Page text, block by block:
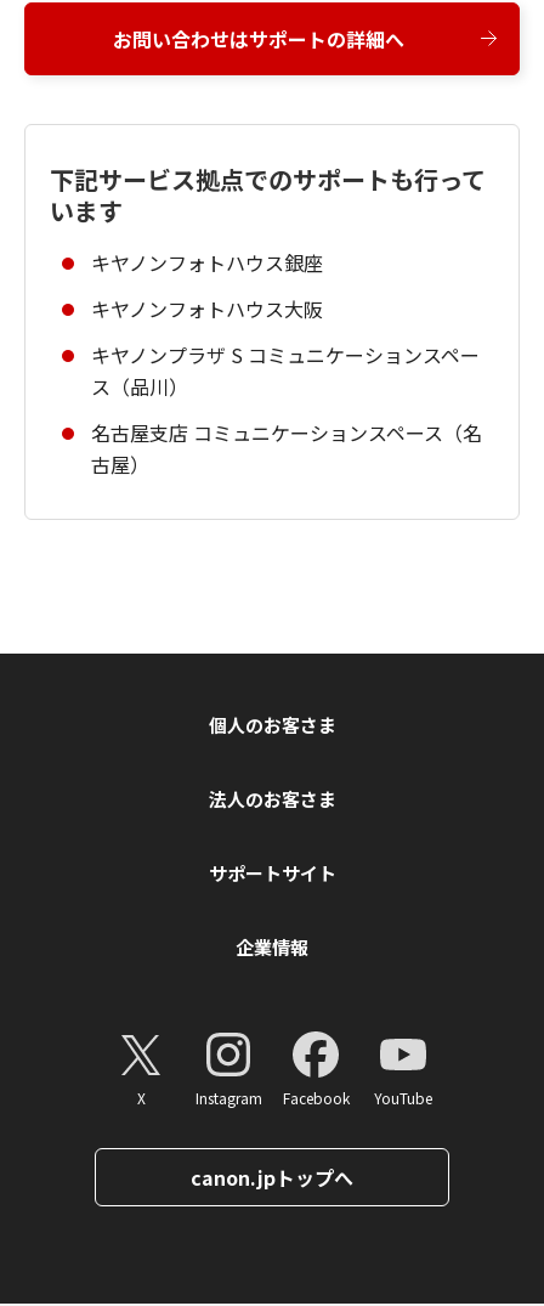
お問い合わせはサポートの詳細へ
下記サービス拠点でのサポートも行って
います
キヤノンフォトハウス銀座
キヤノンフォトハウス大阪
キヤノンプラザ S コミュニケーションスペー
ス（品川）
名古屋支店 コミュニケーションスペース（名
古屋）
個人のお客さま
法人のお客さま
サポートサイト
企業情報
X Instagram Facebook YouTube
canon.jpトップへ